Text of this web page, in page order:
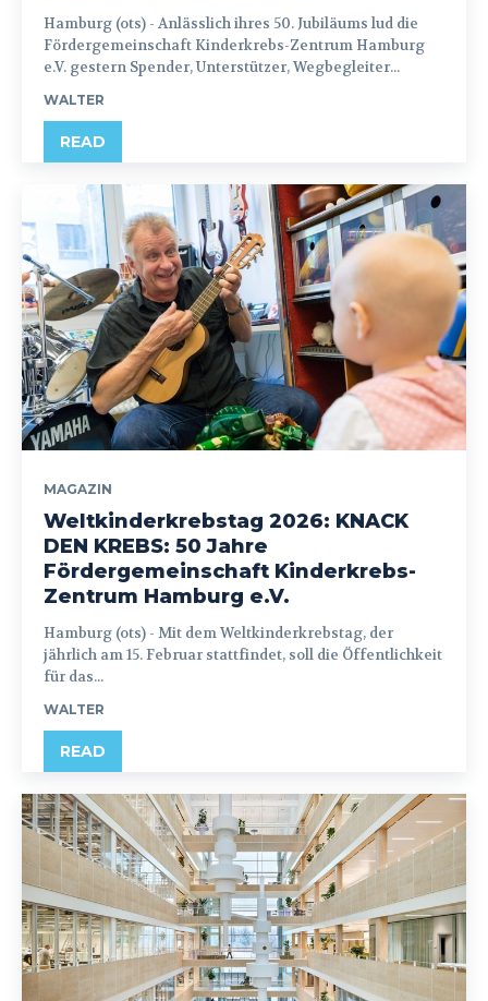
Hamburg (ots) - Anlässlich ihres 50. Jubiläums lud die
Fördergemeinschaft Kinderkrebs-Zentrum Hamburg
e.V. gestern Spender, Unterstützer, Wegbegleiter...
WALTER
READ
MAGAZIN
Weltkinderkrebstag 2026: KNACK
DEN KREBS: 50 Jahre
Fördergemeinschaft Kinderkrebs-
Zentrum Hamburg e.V.
Hamburg (ots) - Mit dem Weltkinderkrebstag, der
jährlich am 15. Februar stattfindet, soll die Öffentlichkeit
für das...
WALTER
READ